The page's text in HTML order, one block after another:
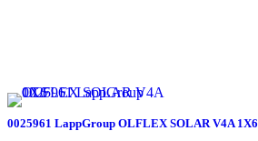
0025961 LappGroup OLFLEX SOLAR V4A 1X6